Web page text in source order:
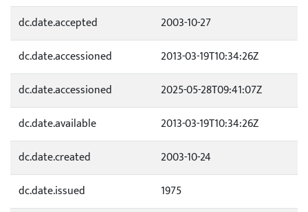
dc.date.accepted
2003-10-27
dc.date.accessioned
2013-03-19T10:34:26Z
dc.date.accessioned
2025-05-28T09:41:07Z
dc.date.available
2013-03-19T10:34:26Z
dc.date.created
2003-10-24
dc.date.issued
1975